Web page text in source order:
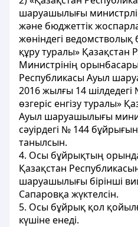
шаруашылығы
және бюджеттік
жөніндегі ведомстволық
құру туралы»
Министрінің
Республикасы Ауыл
2016 жылғы 14
өзгеріс енгізу туралы»
Ауыл шаруашылығы
сәуірдегі № 144
танылсын.
4. Осы бұйрықтың
Қазақстан
шаруашылығы бірінші
Сапаровқа жүктелсін.
5. Осы бұйрық қол
күшіне енеді.